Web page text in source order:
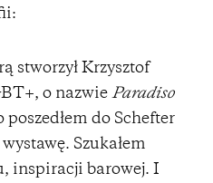
stworzył Krzysztof
o nazwie Paradiso
poszedłem do Schefter
Szukałem
inspiracji barowej. I